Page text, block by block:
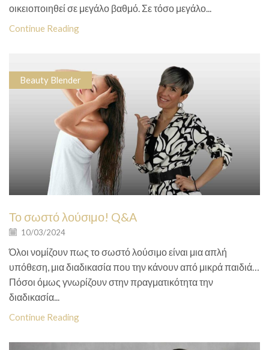
οικειοποιηθεί σε μεγάλο βαθμό. Σε τόσο μεγάλο...
Continue Reading
Beauty Blender
Το σωστό λούσιμο! Q&A
10/03/2024
Όλοι νομίζουν πως το σωστό λούσιμο είναι μια απλή
υπόθεση, μια διαδικασία που την κάνουν από μικρά παιδιά…
Πόσοι όμως γνωρίζουν στην πραγματικότητα την
διαδικασία...
Continue Reading